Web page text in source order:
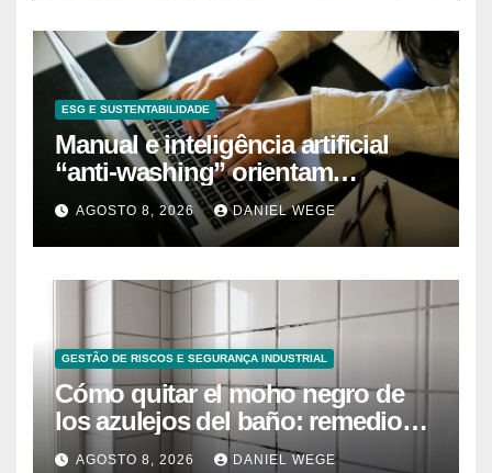
ESG E SUSTENTABILIDADE
Manual e inteligência artificial
“anti-washing” orientam
empresas
AGOSTO 8, 2026 DANIEL WEGE
GESTÃO DE RISCOS E SEGURANÇA INDUSTRIAL
Cómo quitar el moho negro de
los azulejos del baño: remedios
caseros efectivos
AGOSTO 8, 2026 DANIEL WEGE